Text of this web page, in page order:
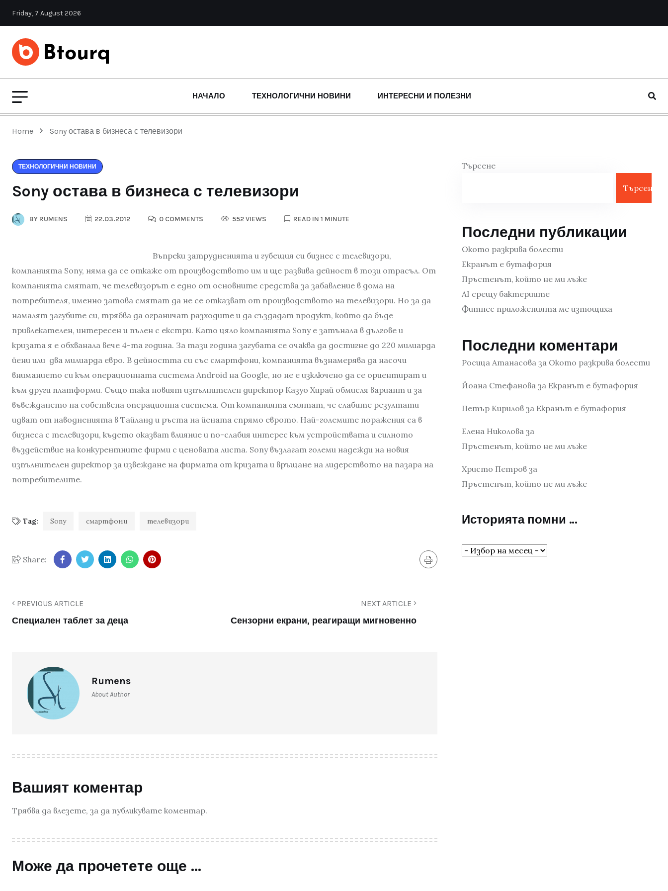
Friday, 7 August 2026
НАЧАЛО ТЕХНОЛОГИЧНИ НОВИНИ ИНТЕРЕСНИ И ПОЛЕЗНИ
Home Sony остава в бизнеса с телевизори
ТЕХНОЛОГИЧНИ НОВИНИ
Sony остава в бизнеса с телевизори
BY RUMENS 22.03.2012 0 COMMENTS 552 VIEWS READ IN 1 MINUTE
Въпреки затрудненията и губещия си бизнес с телевизори,
компанията Sony, няма да се откаже от производството им и ще развива дейност в този отрасъл. От
компанията смятат, че телевизорът е едно от основните средства за забавление в дома на
потребителя, именно затова смятат да не се отказват от производството на телевизори. Но за да
намалят загубите си, трябва да ограничат разходите и да създадат продукт, който да бъде
привлекателен, интересен и пълен с екстри. Като цяло компанията Sony е затънала в дългове и
кризата я е обхванала вече 4-та година. За тази година загубата се очаква да достигне до 220 милиарда
йени или два милиарда евро. В дейността си със смартфони, компанията възнамерява да насочи
вниманието си към операционната система Android на Google, но не е изключено да се ориентират и
към други платформи. Също така новият изпълнителен директор Казуо Хирай обмисля вариант и за
въвеждането на собствена операционна система. От компанията смятат, че слабите резултати
идват от наводненията в Тайланд и ръста на йената спрямо еврото. Най-големите поражения са в
бизнеса с телевизори, където оказват влияние и по-слабия интерес към устройствата и силното
въздействие на конкурентните фирми с ценовата листа. Sony възлагат големи надежди на новия
изпълнителен директор за извеждане на фирмата от кризата и връщане на лидерството на пазара на
потребителите.
Tag: Sony смартфони телевизори
Share:
PREVIOUS ARTICLE
Специален таблет за деца
NEXT ARTICLE
Сензорни екрани, реагиращи мигновенно
Rumens
About Author
Вашият коментар
Трябва да влезете, за да публикувате коментар.
Може да прочетете още ...
Търсене
Търсене
Последни публикации
Окото разкрива болести
Екранът е бутафория
Пръстенът, който не ми лъже
AI срещу бактериите
Фитнес приложенията ме изтощиха
Последни коментари
Росица Атанасова за Окото разкрива болести
Йоана Стефанова за Екранът е бутафория
Петър Кирилов за Екранът е бутафория
Елена Николова за
Пръстенът, който не ми лъже
Христо Петров за
Пръстенът, който не ми лъже
Историята помни …
Историята